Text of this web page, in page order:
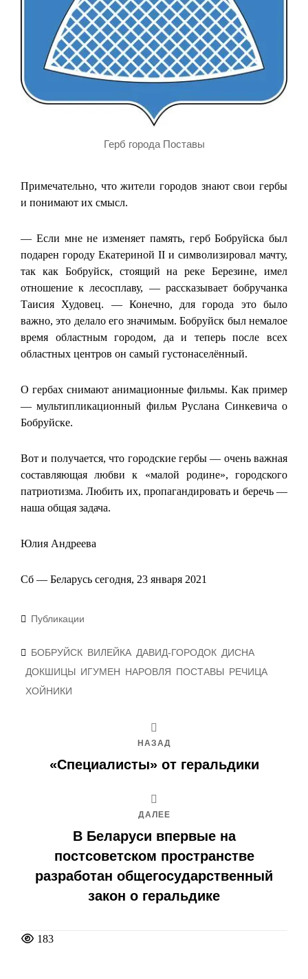
Герб города Поставы
Примечательно, что жители городов знают свои гербы
и понимают их смысл.
— Если мне не изменяет память, герб Бобруйска был
подарен городу Екатериной II и символизировал мачту,
так как Бобруйск, стоящий на реке Березине, имел
отношение к лесосплаву, — рассказывает бобручанка
Таисия Худовец. — Конечно, для города это было
важно, это делало его значимым. Бобруйск был немалое
время областным городом, да и теперь после всех
областных центров он самый густонаселённый.
О гербах снимают анимационные фильмы. Как пример
— мультипликационный фильм Руслана Синкевича о
Бобруйске.
Вот и получается, что городские гербы — очень важная
составляющая любви к «малой родине», городского
патриотизма. Любить их, пропагандировать и беречь —
наша общая задача.
Юлия Андреева
Сб — Беларусь сегодня, 23 января 2021
Рубрики
Публикации
Метки
БОБРУЙСК ВИЛЕЙКА ДАВИД-ГОРОДОК ДИСНА
ДОКШИЦЫ ИГУМЕН НАРОВЛЯ ПОСТАВЫ РЕЧИЦА
ХОЙНИКИ
НАЗАД
«Специалисты» от геральдики
ДАЛЕЕ
В Беларуси впервые на
постсоветском пространстве
разработан общегосударственный
закон о геральдике
183